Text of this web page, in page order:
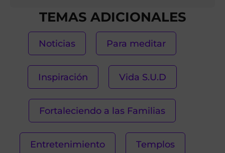
TEMAS ADICIONALES
Noticias Para meditar
Inspiración Vida S.U.D
Fortaleciendo a las Familias
Entretenimiento Templos